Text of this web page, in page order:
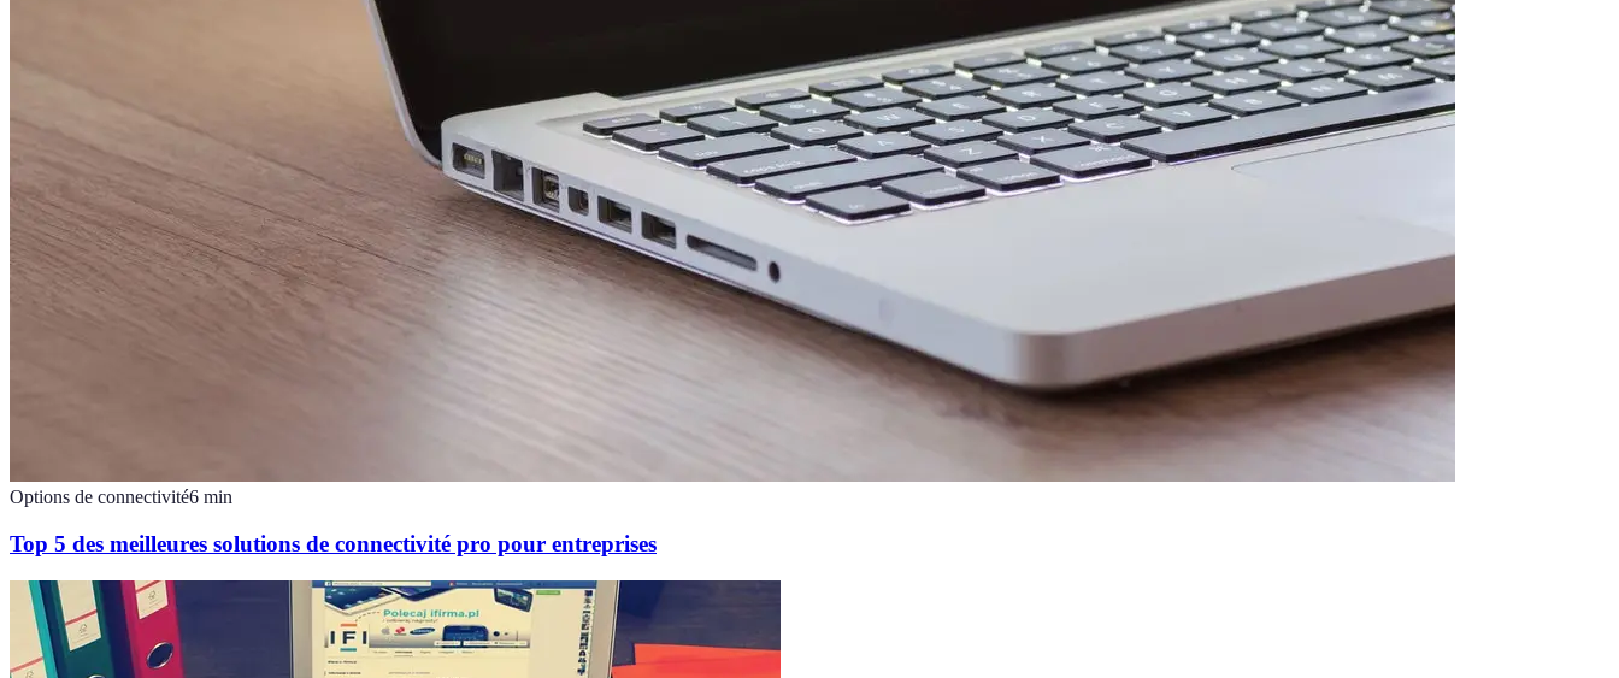
Options de connectivité6 min
Top 5 des meilleures solutions de connectivité pro pour entreprises